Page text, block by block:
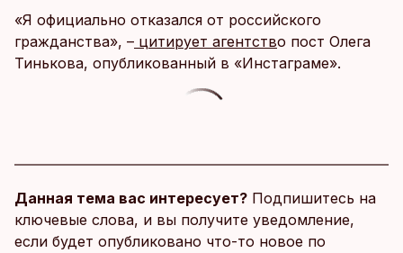
«Я официально отказался от российского
гражданства», – цитирует агентство пост Олега
Тинькова, опубликованный в «Инстаграме».
Данная тема вас интересует? Подпишитесь на
ключевые слова, и вы получите уведомление,
если будет опубликовано что-то новое по